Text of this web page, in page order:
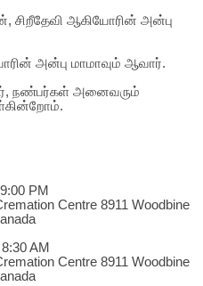
ஆகியோரின் அன்பு
அன்பு மாமாவும் ஆவார்.
நண்பர்கள் அனைவரும்
PM
Centre 8911 Woodbine
AM
Centre 8911 Woodbine